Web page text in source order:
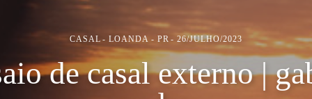
CASAL LOANDA - PR 26/JULHO/2023
de casal externo |